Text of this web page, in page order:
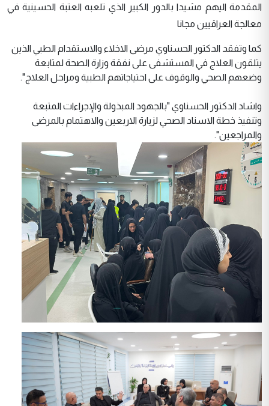
المقدمة اليهم مشيدا بالدور الكبير الذي تلعبه العتبة الحسينية في
معالجة العراقيين مجانا
كما وتفقد الدكتور الحسناوي مرضى الاخلاء والاستقدام الطبي الذين
يتلقون العلاج في المستشفى على نفقة وزارة الصحة لمتابعة
وضعهم الصحي والوقوف على احتياجاتهم الطبية ومراحل العلاج".
واشاد الدكتور الحسناوي "بالجهود المبذولة والإجراءات المتبعة
وتنفيذ خطة الاسناد الصحي لزيارة الاربعين والاهتمام بالمرضى
والمراجعين".